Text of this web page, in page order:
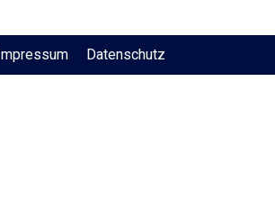
Impressum Datenschutz